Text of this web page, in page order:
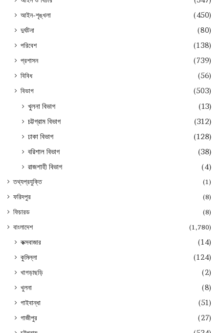
আইন-শৃঙ্খলা
(450)
দুর্ঘটনা
(80)
পরিবেশ
(138)
প্রশাসন
(739)
বিবিধ
(56)
বিভাগ
(503)
খুলনা বিভাগ
(13)
চট্টগ্রাম বিভাগ
(312)
ঢাকা বিভাগ
(128)
বরিশাল বিভাগ
(38)
রাজশাহী বিভাগ
(4)
তথ্যপ্রযুক্তি
(1)
ফরিদপুর
(8)
ফিচারড
(8)
বাংলাদেশ
(1,780)
কক্সবাজার
(14)
কুমিল্লা
(124)
খাগড়াছড়ি
(2)
খুলনা
(8)
গাইবান্ধা
(51)
গাজীপুর
(27)